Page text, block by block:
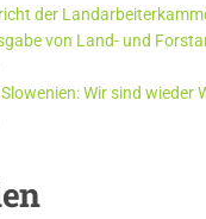
der
von Land- und
Wir sind wieder